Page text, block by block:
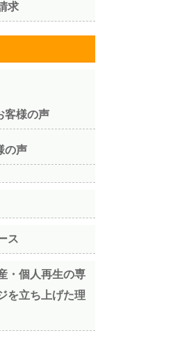
求
客様の声
の声
ス
・個人再生の専
を立ち上げた理